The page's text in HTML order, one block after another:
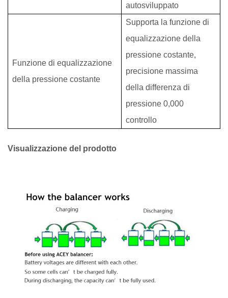
autosviluppato
Funzione di equalizzazione
della pressione costante
Supporta la funzione di
equalizzazione della
pressione costante,
precisione massima
della differenza di
pressione 0,000
controllo
Visualizzazione del prodotto